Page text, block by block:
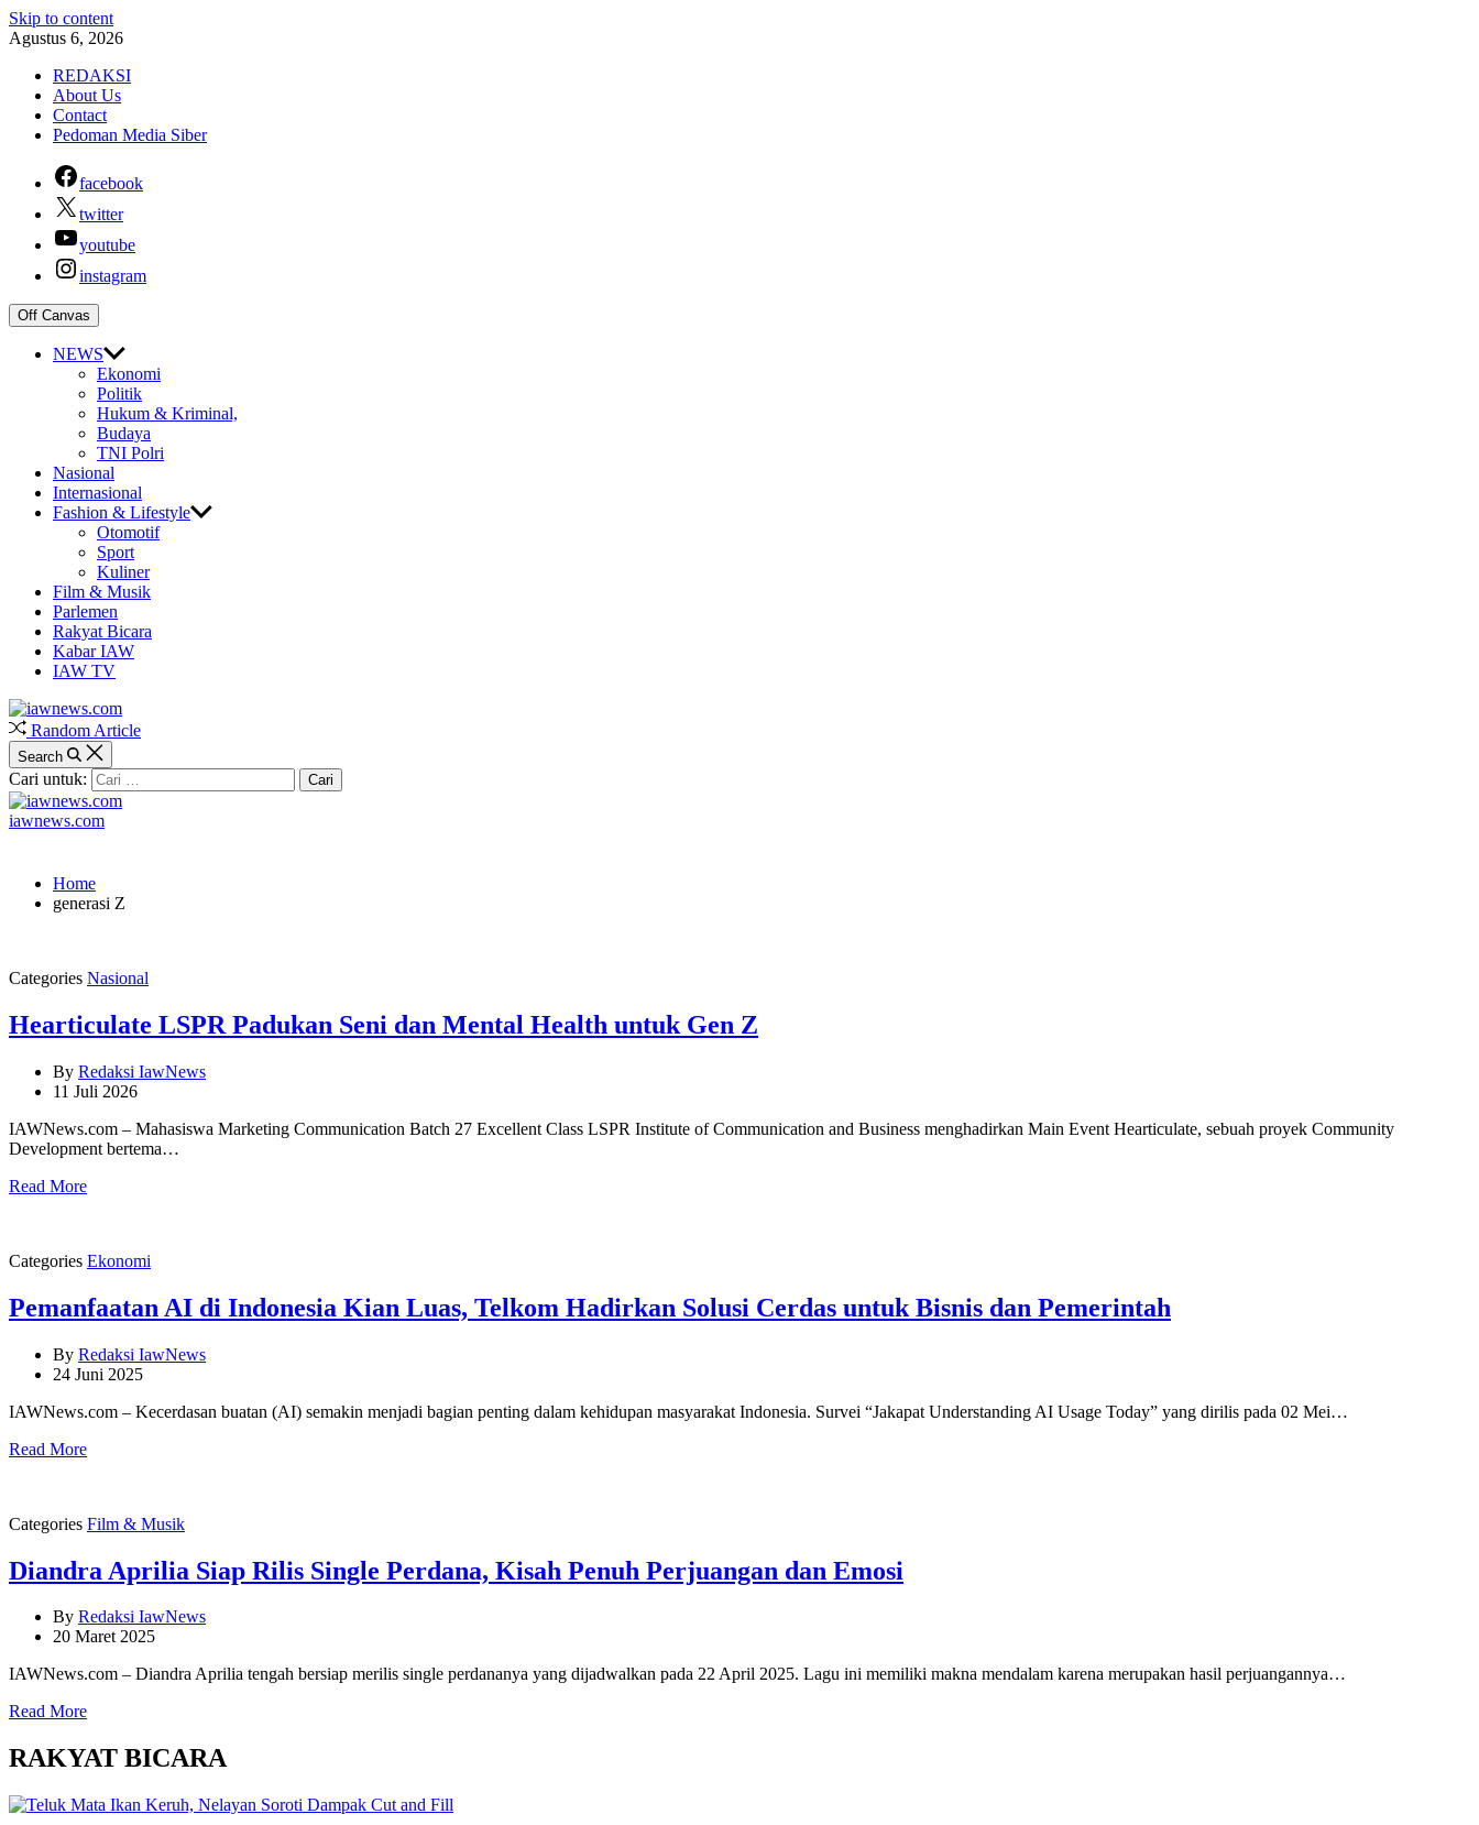
Skip to content
Agustus 6, 2026
REDAKSI
About Us
Contact
Pedoman Media Siber
facebook
twitter
youtube
instagram
Off Canvas
NEWS
Ekonomi
Politik
Hukum & Kriminal,
Budaya
TNI Polri
Nasional
Internasional
Fashion & Lifestyle
Otomotif
Sport
Kuliner
Film & Musik
Parlemen
Rakyat Bicara
Kabar IAW
IAW TV
Random Article
Search
Cari untuk:
iawnews.com
Home
generasi Z
Categories Nasional
Hearticulate LSPR Padukan Seni dan Mental Health untuk Gen Z
By Redaksi IawNews
11 Juli 2026
IAWNews.com – Mahasiswa Marketing Communication Batch 27 Excellent Class LSPR Institute of Communication and Business menghadirkan Main Event Hearticulate, sebuah proyek Community
Development bertema…
Read More
Categories Ekonomi
Pemanfaatan AI di Indonesia Kian Luas, Telkom Hadirkan Solusi Cerdas untuk Bisnis dan Pemerintah
By Redaksi IawNews
24 Juni 2025
IAWNews.com – Kecerdasan buatan (AI) semakin menjadi bagian penting dalam kehidupan masyarakat Indonesia. Survei “Jakapat Understanding AI Usage Today” yang dirilis pada 02 Mei…
Read More
Categories Film & Musik
Diandra Aprilia Siap Rilis Single Perdana, Kisah Penuh Perjuangan dan Emosi
By Redaksi IawNews
20 Maret 2025
IAWNews.com – Diandra Aprilia tengah bersiap merilis single perdananya yang dijadwalkan pada 22 April 2025. Lagu ini memiliki makna mendalam karena merupakan hasil perjuangannya…
Read More
RAKYAT BICARA